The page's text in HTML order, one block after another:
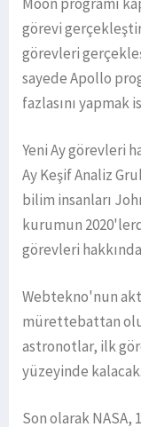
görevi
görevleri
sayede Apollo
fazlasını yapmak
Yeni Ay görevleri
Ay Keşif Analiz
bilim insanları
kurumun
görevleri
Webtekno'nun
mürettebattan
astronotlar, ilk
yüzeyinde kalacak.
Son olarak